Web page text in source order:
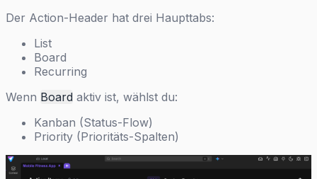
Der Action-Header hat drei Haupttabs:
List
Board
Recurring
Wenn Board aktiv ist, wählst du:
Kanban (Status-Flow)
Priority (Prioritäts-Spalten)